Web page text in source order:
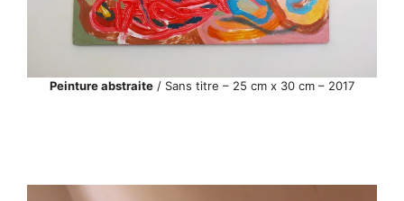
Peinture abstraite / Sans titre – 25 cm x 30 cm – 2017